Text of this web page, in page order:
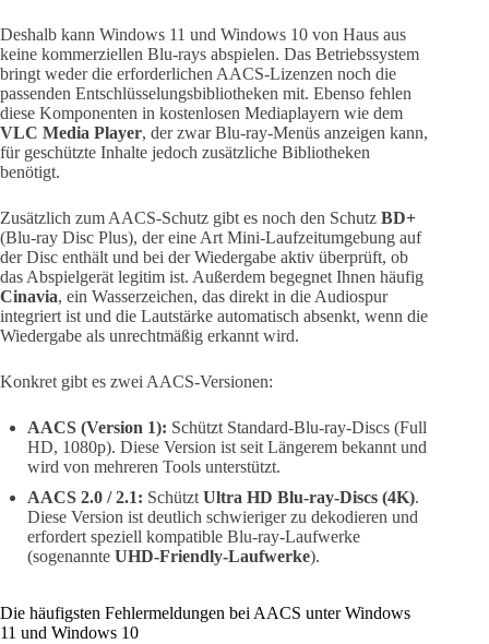
Deshalb kann Windows 11 und Windows 10 von Haus aus
keine kommerziellen Blu-rays abspielen. Das Betriebssystem
bringt weder die erforderlichen AACS-Lizenzen noch die
passenden Entschlüsselungsbibliotheken mit. Ebenso fehlen
diese Komponenten in kostenlosen Mediaplayern wie dem
VLC Media Player, der zwar Blu-ray-Menüs anzeigen kann,
für geschützte Inhalte jedoch zusätzliche Bibliotheken
benötigt.
Zusätzlich zum AACS-Schutz gibt es noch den Schutz BD+
(Blu-ray Disc Plus), der eine Art Mini-Laufzeitumgebung auf
der Disc enthält und bei der Wiedergabe aktiv überprüft, ob
das Abspielgerät legitim ist. Außerdem begegnet Ihnen häufig
Cinavia, ein Wasserzeichen, das direkt in die Audiospur
integriert ist und die Lautstärke automatisch absenkt, wenn die
Wiedergabe als unrechtmäßig erkannt wird.
Konkret gibt es zwei AACS-Versionen:
AACS (Version 1): Schützt Standard-Blu-ray-Discs (Full
HD, 1080p). Diese Version ist seit Längerem bekannt und
wird von mehreren Tools unterstützt.
AACS 2.0 / 2.1: Schützt Ultra HD Blu-ray-Discs (4K).
Diese Version ist deutlich schwieriger zu dekodieren und
erfordert speziell kompatible Blu-ray-Laufwerke
(sogenannte UHD-Friendly-Laufwerke).
Die häufigsten Fehlermeldungen bei AACS unter Windows
11 und Windows 10